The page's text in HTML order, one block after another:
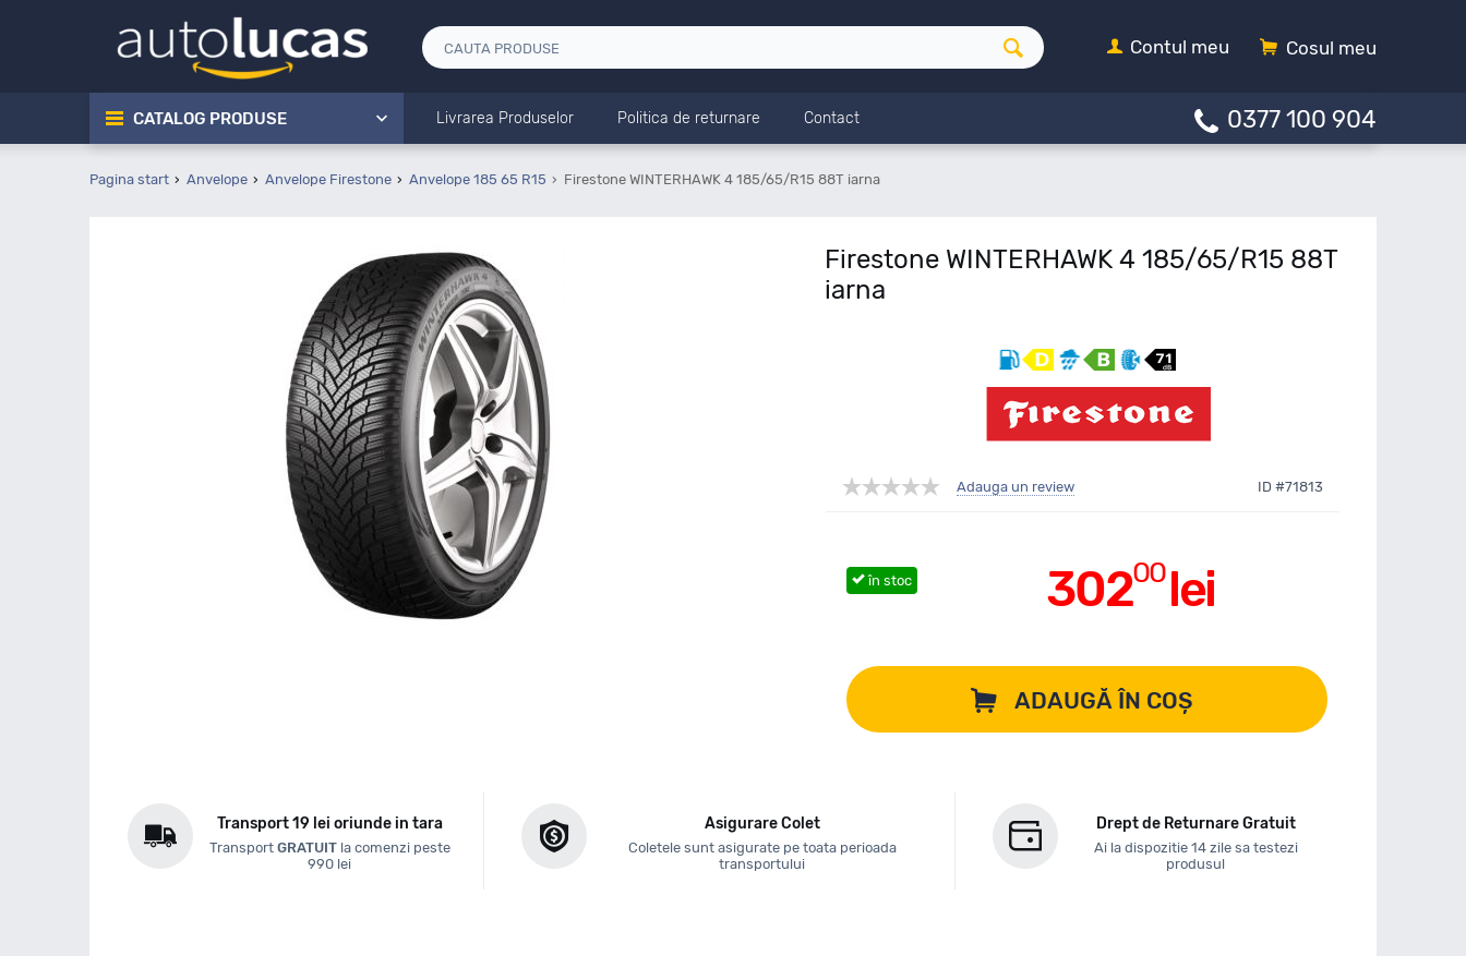
Cosul meu
Contul meu
CATALOG PRODUSE Livrarea Produselor Politica de returnare Contact 0377 100 904
Pagina start Anvelope Anvelope Firestone Anvelope 185 65 R15 Firestone WINTERHAWK 4 185/65/R15 88T iarna
Firestone WINTERHAWK 4 185/65/R15 88T
iarna
Adauga un review ID #71813
30200lei
în stoc
ADAUGĂ ÎN COȘ
Transport 19 lei oriunde in tara
Transport GRATUITla comenzi peste
990 lei
Asigurare Colet
Coletele sunt asigurate pe toata perioada
transportului
Drept de Returnare Gratuit
Ai la dispozitie 14 zile sa testezi
produsul